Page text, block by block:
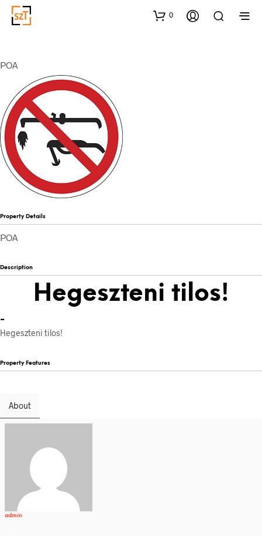
0
POA
Property Details
POA
Description
Hegeszteni tilos!
-
Hegeszteni tilos!
Property Features
About
admin